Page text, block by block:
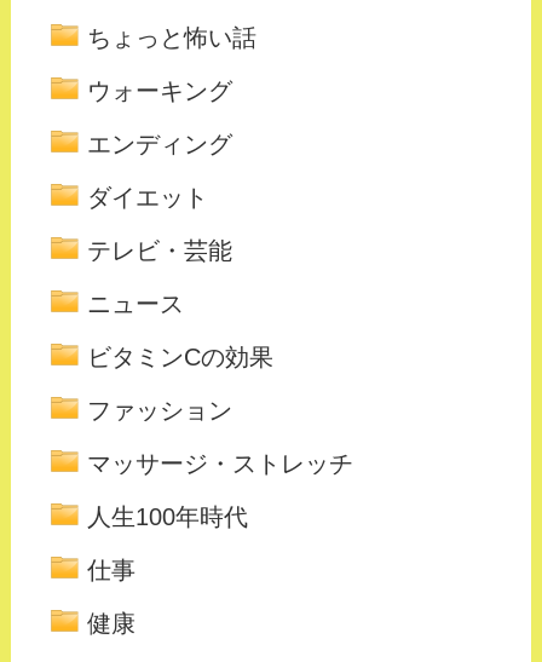
ちょっと怖い話
ウォーキング
エンディング
ダイエット
テレビ・芸能
ニュース
ビタミンCの効果
ファッション
マッサージ・ストレッチ
人生100年時代
仕事
健康